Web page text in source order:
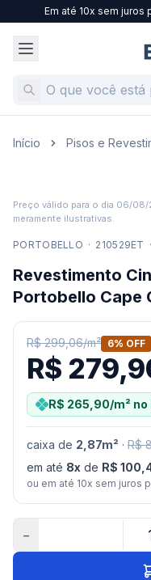
Em até 10x sem juros
Início Pisos e
Preço válido para o dia 06/08/
meramente ilustrativas.
PORTOBELLO · 210529ET ·
Revestimento
Portobello Cape
R$ 299,06/m² 6% OFF
R$
R$ 265,90/m² no
caixa de 2,87m² · R$
em até 8x de R$
ou em até 10x sem juros
−